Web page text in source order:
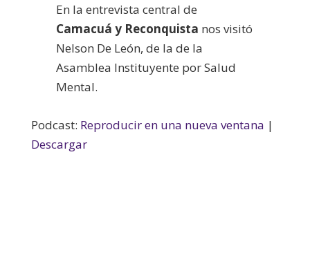
En la entrevista central de
Camacuá y Reconquista nos visitó
Nelson De León, de la de la
Asamblea Instituyente por Salud
Mental.
Podcast: Reproducir en una nueva ventana |
Descargar